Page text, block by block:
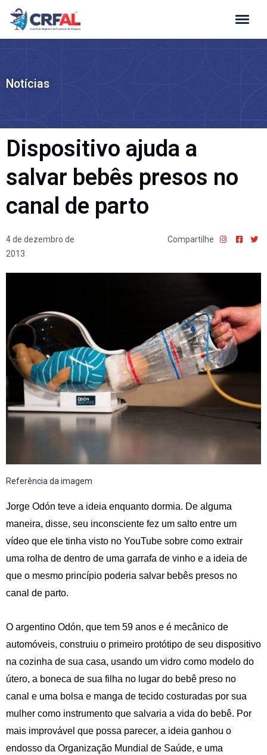
Ir
para
Notícias
Dispositivo ajuda a
salvar bebês presos no
canal de parto
4 de dezembro de
2013
Compartilhe
Referência da imagem
Jorge Odón teve a ideia enquanto dormia. De alguma
maneira, disse, seu inconsciente fez um salto entre um
vídeo que ele tinha visto no YouTube sobre como extrair
uma rolha de dentro de uma garrafa de vinho e a ideia de
que o mesmo princípio poderia salvar bebês presos no
canal de parto.
O argentino Odón, que tem 59 anos e é mecânico de
automóveis, construiu o primeiro protótipo de seu dispositivo
na cozinha de sua casa, usando um vidro como modelo do
útero, a boneca de sua filha no lugar do bebê preso no
canal e uma bolsa e manga de tecido costuradas por sua
mulher como instrumento que salvaria a vida do bebê. Por
mais improvável que possa parecer, a ideia ganhou o
endosso da Organização Mundial de Saúde, e uma